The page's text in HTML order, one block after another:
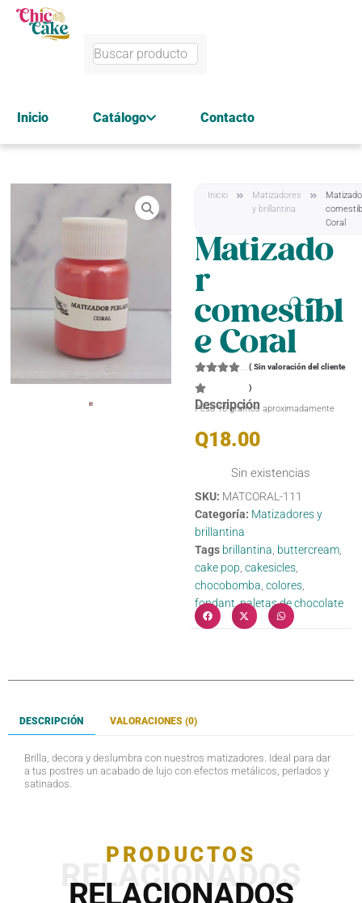
Inicio Catálogo Contacto
Inicio
Matizadores
y brillantina
Coral
Matizado
r
comestibl
e Coral
(Sin valoración del cliente
)
Descripción
Peso 10 gramos aproximadamente
Q18.00
Sin existencias
SKU: MATCORAL-111
Categoría: Matizadores y
brillantina
Tags brillantina buttercream
cake pop ,cakesicles
chocobomba ,colores
fondant,paletas de chocolate
DESCRIPCIÓN VALORACIONES (0)
Brilla, decora y deslumbra con nuestros matizadores. Ideal para dar
a tus postres un acabado de lujo con efectos metálicos, perlados y
satinados.
PRODUCTOS
RELACIONADOS
RELACIONADOS